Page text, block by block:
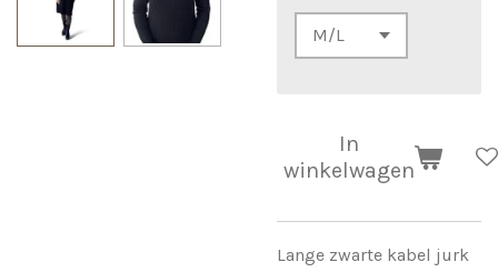
In
winkelwagen
Lange zwarte kabel jurk